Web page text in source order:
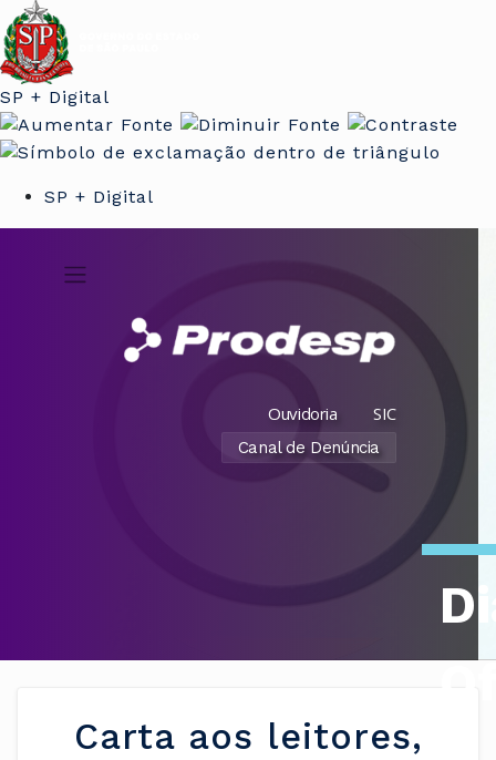
SP + Digital
SP + Digital
Ouvidoria SIC
Canal de Denúncia
Carta aos leitores,